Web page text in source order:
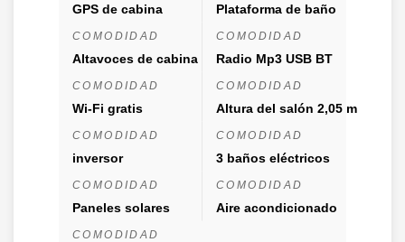
GPS de cabina Plataforma de baño
COMODIDAD
Altavoces de cabina
COMODIDAD
Radio Mp3 USB BT
COMODIDAD
Wi-Fi gratis
COMODIDAD
Altura del salón 2,05 m
COMODIDAD
inversor
COMODIDAD
3 baños eléctricos
COMODIDAD
Paneles solares
COMODIDAD
Aire acondicionado
COMODIDAD